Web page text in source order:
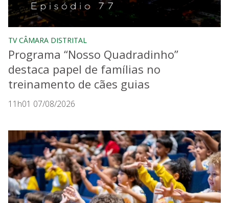
TV CÂMARA DISTRITAL
Programa “Nosso Quadradinho”
destaca papel de famílias no
treinamento de cães guias
11h01 07/08/2026